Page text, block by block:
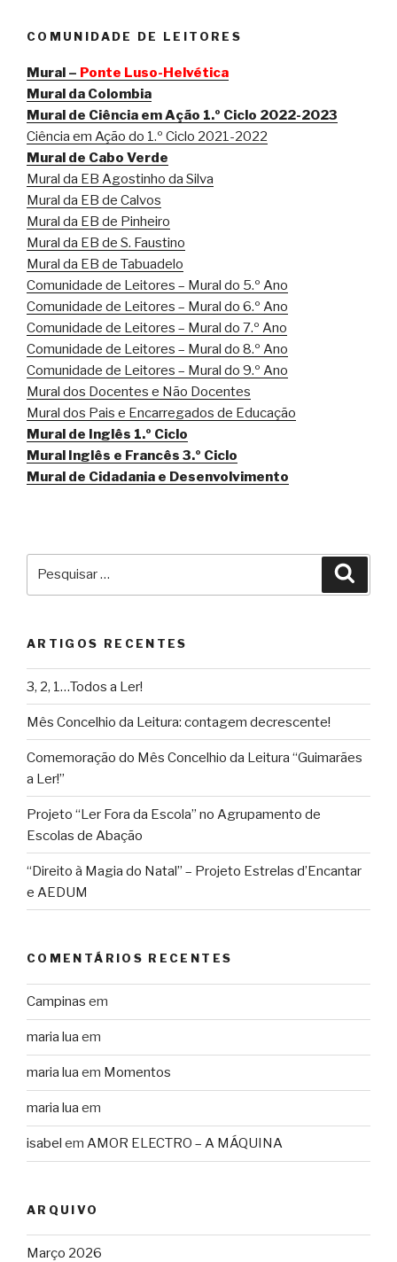
COMUNIDADE DE LEITORES
Mural – Ponte Luso-Helvética
Mural da Colombia
Mural de Ciência em Ação 1.º Ciclo 2022-2023
Ciência em Ação do 1.º Ciclo 2021-2022
Mural de Cabo Verde
Mural da EB Agostinho da Silva
Mural da EB de Calvos
Mural da EB de Pinheiro
Mural da EB de S. Faustino
Mural da EB de Tabuadelo
Comunidade de Leitores – Mural do 5.º Ano
Comunidade de Leitores – Mural do 6.º Ano
Comunidade de Leitores – Mural do 7.º Ano
Comunidade de Leitores – Mural do 8.º Ano
Comunidade de Leitores – Mural do 9.º Ano
Mural dos Docentes e Não Docentes
Mural dos Pais e Encarregados de Educação
Mural de Inglês 1.º Ciclo
Mural Inglês e Francês 3.º Ciclo
Mural de Cidadania e Desenvolvimento
ARTIGOS RECENTES
3, 2, 1…Todos a Ler!
Mês Concelhio da Leitura: contagem decrescente!
Comemoração do Mês Concelhio da Leitura “Guimarães
a Ler!”
Projeto “Ler Fora da Escola” no Agrupamento de
Escolas de Abação
“Direito à Magia do Natal” – Projeto Estrelas d’Encantar
e AEDUM
COMENTÁRIOS RECENTES
Campinas em
maria lua em
maria lua em Momentos
maria lua em
isabel em AMOR ELECTRO – A MÁQUINA
ARQUIVO
Março 2026